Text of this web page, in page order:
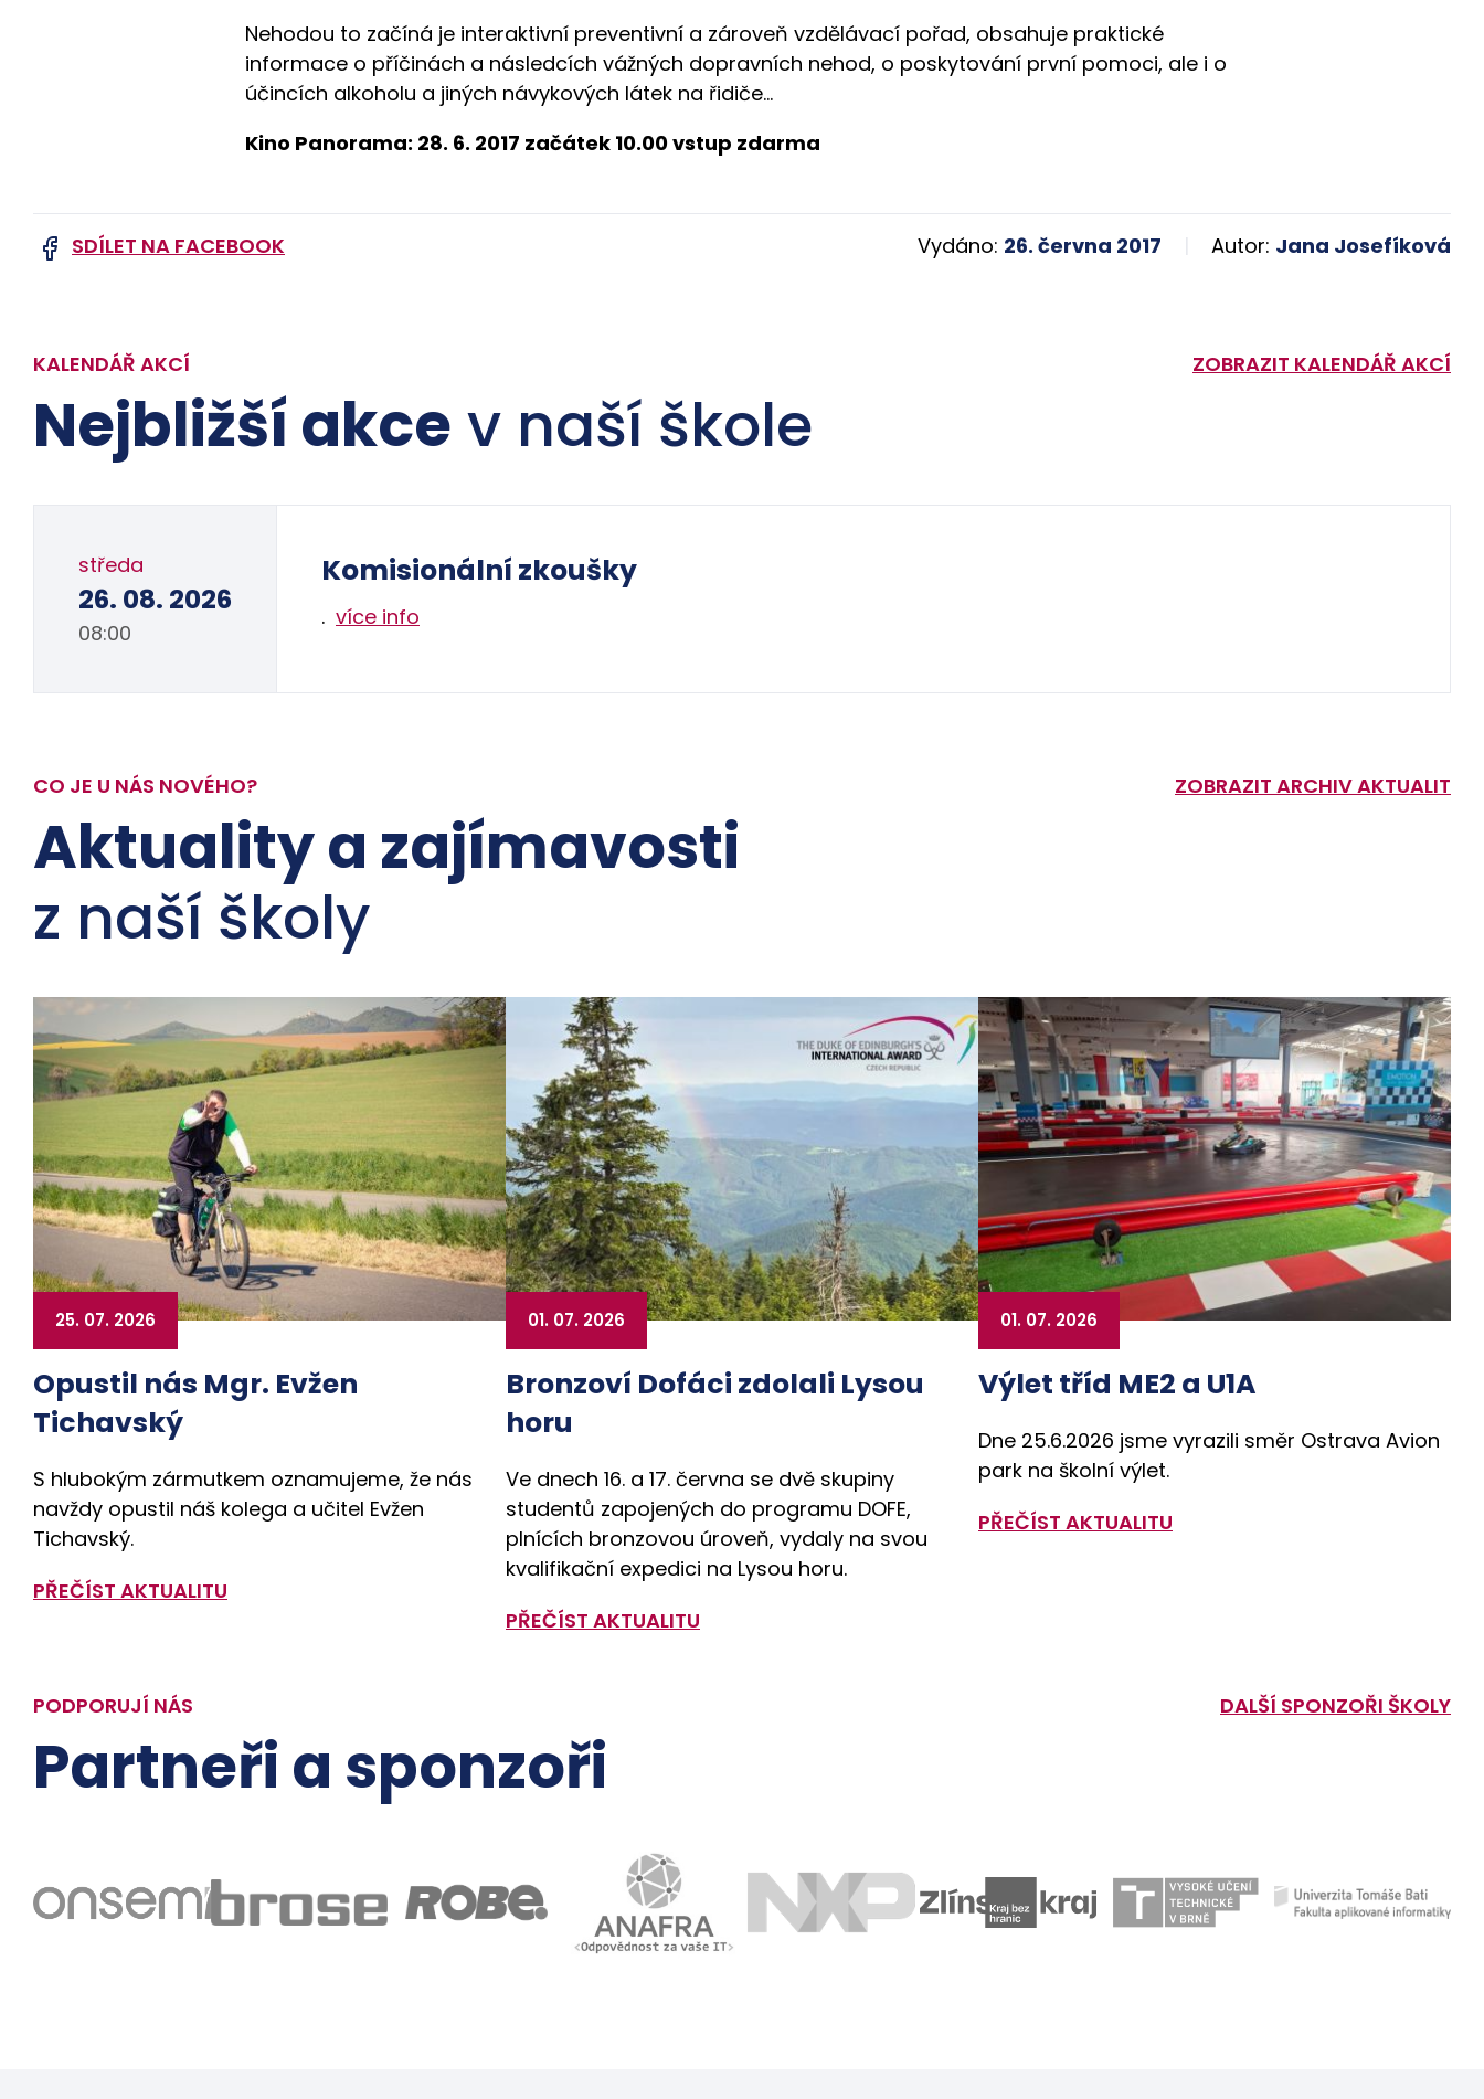
Nehodou to začíná je interaktivní preventivní a zároveň vzdělávací pořad, obsahuje praktické
informace o příčinách a následcích vážných dopravních nehod, o poskytování první pomoci, ale i o
účincích alkoholu a jiných návykových látek na řidiče…
Kino Panorama: 28. 6. 2017 začátek 10.00vstup zdarma
SDÍLET NA FACEBOOK Vydáno: 26. června 2017 Autor: Jana Josefíková
KALENDÁŘ AKCÍ
Nejbližší akcev naší škole
ZOBRAZIT KALENDÁŘ AKCÍ
středa
26. 08. 2026
08:00
Komisionální zkoušky
. více info
CO JE U NÁS NOVÉHO?
Aktuality a zajímavosti
z naší školy
ZOBRAZIT ARCHIV AKTUALIT
Opustil nás Mgr. Evžen
Tichavský
25. 07. 2026
S hlubokým zármutkem oznamujeme, že nás
navždy opustil náš kolega a učitel Evžen
Tichavský.
PŘEČÍST AKTUALITU
Bronzoví Dofáci zdolali Lysou
horu
01. 07. 2026
Ve dnech 16. a 17. června se dvě skupiny
studentů zapojených do programu DOFE,
plnících bronzovou úroveň, vydaly na svou
kvalifikační expedici na Lysou horu.
PŘEČÍST AKTUALITU
Výlet tříd ME2 a U1A
01. 07. 2026
Dne 25.6.2026 jsme vyrazili směr Ostrava Avion
park na školní výlet.
PŘEČÍST AKTUALITU
PODPORUJÍ NÁS
Partneři a sponzoři
DALŠÍ SPONZOŘI ŠKOLY